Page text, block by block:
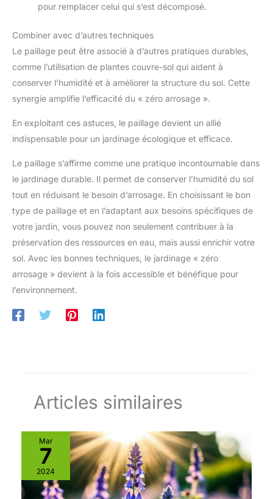
pour remplacer celui qui s’est décomposé.
Combiner avec d’autres techniques
Le paillage peut être associé à d’autres pratiques durables,
comme l’utilisation de plantes couvre-sol qui aident à
conserver l’humidité et à améliorer la structure du sol. Cette
synergie amplifie l’efficacité du « zéro arrosage ».
En exploitant ces astuces, le paillage devient un allié
indispensable pour un jardinage écologique et efficace.
Le paillage s’affirme comme une pratique incontournable dans
le jardinage durable. Il permet de conserver l’humidité du sol
tout en réduisant le besoin d’arrosage. En choisissant le bon
type de paillage et en l’adaptant aux besoins spécifiques de
votre jardin, vous pouvez non seulement contribuer à la
préservation des ressources en eau, mais aussi enrichir votre
sol. Avec les bonnes techniques, le jardinage « zéro
arrosage » devient à la fois accessible et bénéfique pour
l’environnement.
Articles similaires
Mar
7
2024